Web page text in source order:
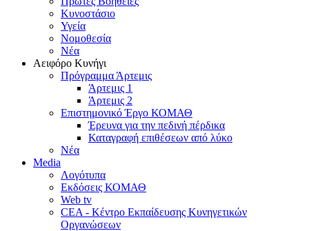
Κυνοστάσιο
Υγεία
Νομοθεσία
Νέα
Αειφόρο Κυνήγι
Πρόγραμμα Άρτεμις
Άρτεμις 1
Άρτεμις 2
Επιστημονικό Έργο ΚΟΜΑΘ
Έρευνα για την πεδινή πέρδικα
Καταγραφή επιθέσεων από λύκο
Νέα
Media
Λογότυπα
Εκδόσεις ΚΟΜΑΘ
Web tv
CEA - Κέντρο Εκπαίδευσης Κυνηγετικών
Οργανώσεων